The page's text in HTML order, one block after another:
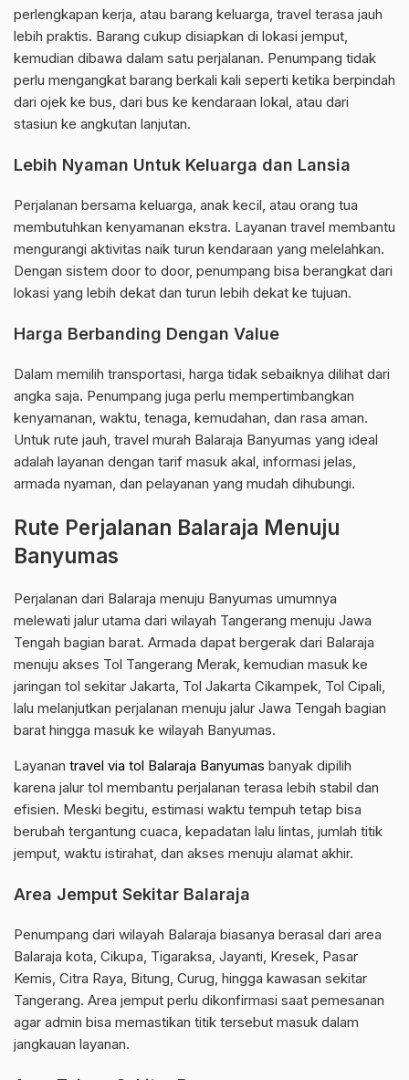
perlengkapan kerja, atau barang keluarga, travel terasa jauh
lebih praktis. Barang cukup disiapkan di lokasi jemput,
kemudian dibawa dalam satu perjalanan. Penumpang tidak
perlu mengangkat barang berkali kali seperti ketika berpindah
dari ojek ke bus, dari bus ke kendaraan lokal, atau dari
stasiun ke angkutan lanjutan.
Lebih Nyaman Untuk Keluarga dan Lansia
Perjalanan bersama keluarga, anak kecil, atau orang tua
membutuhkan kenyamanan ekstra. Layanan travel membantu
mengurangi aktivitas naik turun kendaraan yang melelahkan.
Dengan sistem door to door, penumpang bisa berangkat dari
lokasi yang lebih dekat dan turun lebih dekat ke tujuan.
Harga Berbanding Dengan Value
Dalam memilih transportasi, harga tidak sebaiknya dilihat dari
angka saja. Penumpang juga perlu mempertimbangkan
kenyamanan, waktu, tenaga, kemudahan, dan rasa aman.
Untuk rute jauh, travel murah Balaraja Banyumas yang ideal
adalah layanan dengan tarif masuk akal, informasi jelas,
armada nyaman, dan pelayanan yang mudah dihubungi.
Rute Perjalanan Balaraja Menuju
Banyumas
Perjalanan dari Balaraja menuju Banyumas umumnya
melewati jalur utama dari wilayah Tangerang menuju Jawa
Tengah bagian barat. Armada dapat bergerak dari Balaraja
menuju akses Tol Tangerang Merak, kemudian masuk ke
jaringan tol sekitar Jakarta, Tol Jakarta Cikampek, Tol Cipali,
lalu melanjutkan perjalanan menuju jalur Jawa Tengah bagian
barat hingga masuk ke wilayah Banyumas.
Layanan travel via tol Balaraja Banyumas banyak dipilih
karena jalur tol membantu perjalanan terasa lebih stabil dan
efisien. Meski begitu, estimasi waktu tempuh tetap bisa
berubah tergantung cuaca, kepadatan lalu lintas, jumlah titik
jemput, waktu istirahat, dan akses menuju alamat akhir.
Area Jemput Sekitar Balaraja
Penumpang dari wilayah Balaraja biasanya berasal dari area
Balaraja kota, Cikupa, Tigaraksa, Jayanti, Kresek, Pasar
Kemis, Citra Raya, Bitung, Curug, hingga kawasan sekitar
Tangerang. Area jemput perlu dikonfirmasi saat pemesanan
agar admin bisa memastikan titik tersebut masuk dalam
jangkauan layanan.